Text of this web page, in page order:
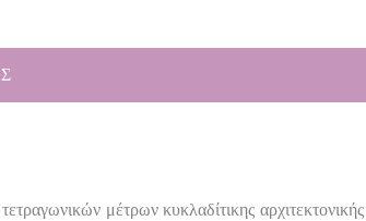
μέτρων κυκλαδίτικης